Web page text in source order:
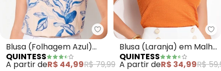
Quintess - Blusa (Folhagem
Blusa (Folhagem Azul)
em Malha de Viscose
QUINTESS
A partir deR$ 44,99R$ 79,99
Blusa (Laranja) em Malha
Tweed.
QUINTESS
A partir deR$ 34,99R$